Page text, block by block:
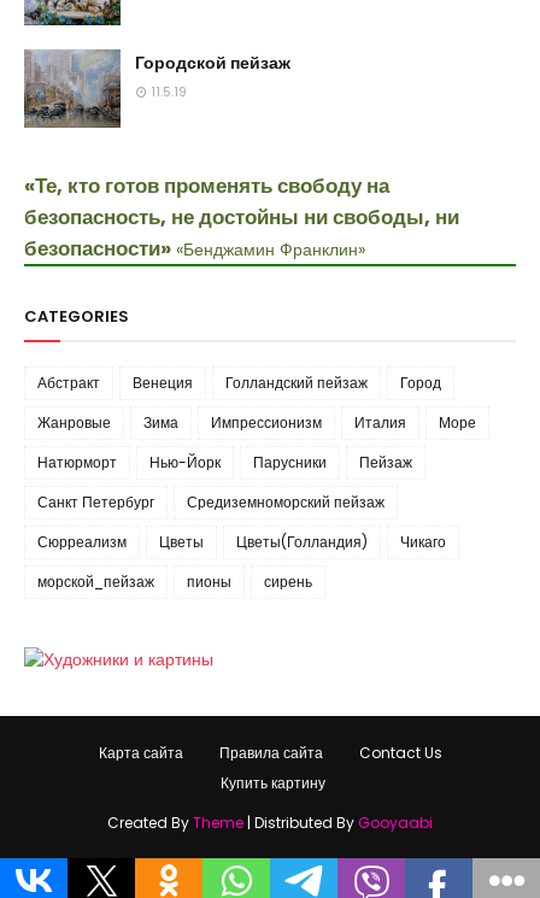
Городской пейзаж
11.5.19
«Те, кто готов променять свободу на
безопасность, не достойны ни свободы, ни
безопасности» «Бенджамин Франклин»
CATEGORIES
Абстракт Венеция Голландский пейзаж
Город
Жанровые
Зима Импрессионизм Италия
Море
Натюрморт
Нью-Йорк Парусники
Пейзаж
Санкт Петербург
Средиземноморский пейзаж
Сюрреализм
Цветы Цветы(Голландия)
Чикаго
морской_пейзаж
пионы сирень
Карта сайта Правила сайта
Contact Us
Купить картину
Created ByTheme | Distributed ByGooyaabi